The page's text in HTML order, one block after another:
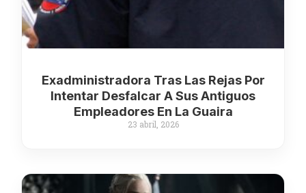
Exadministradora Tras Las Rejas Por
Intentar Desfalcar A Sus Antiguos
Empleadores En La Guaira
23 abril, 2026